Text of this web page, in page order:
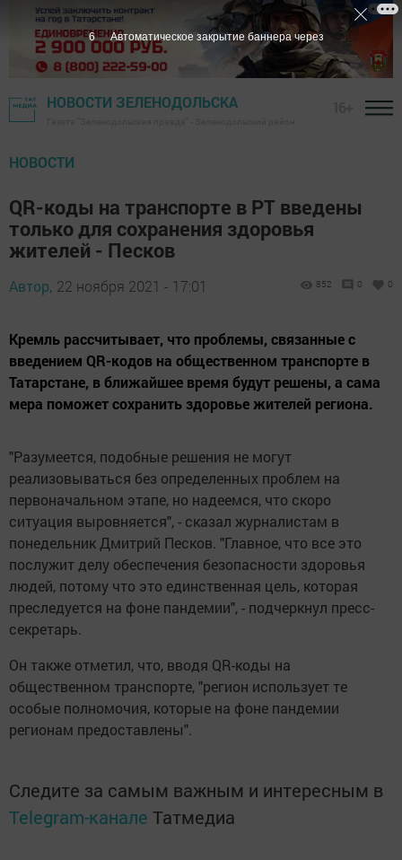
НОВОСТИ ЗЕЛЕНОДОЛЬСКА
НОВОСТИ
QR-коды на транспорте в РТ введены
только для сохранения здоровья
жителей - Песков
Автор, 22 ноября 2021 - 17:01 852 0 0
Кремль рассчитывает, что проблемы, связанные с
введением QR-кодов на общественном транспорте в
Татарстане, в ближайшее время будут решены, а сама
мера поможет сохранить здоровье жителей региона.
"Разумеется, подобные решения не могут
реализовываться без определенных проблем на
первоначальном этапе, но надеемся, что скоро
ситуация выровняется", - сказал журналистам в
понедельник Дмитрий Песков. "Главное, что все это
послужит делу обеспечения безопасности здоровья
людей, потому что это единственная цель, которая
преследуется на фоне пандемии", - подчеркнул пресс-
секретарь.
Он также отметил, что, вводя QR-коды на
общественном транспорте, "регион использует те
особые полномочия, которые на фоне пандемии
регионам предоставлены".
Следите за самым важным и интересным в
Telegram-канале Татмедиа
5 Автоматическое закрытие баннера через